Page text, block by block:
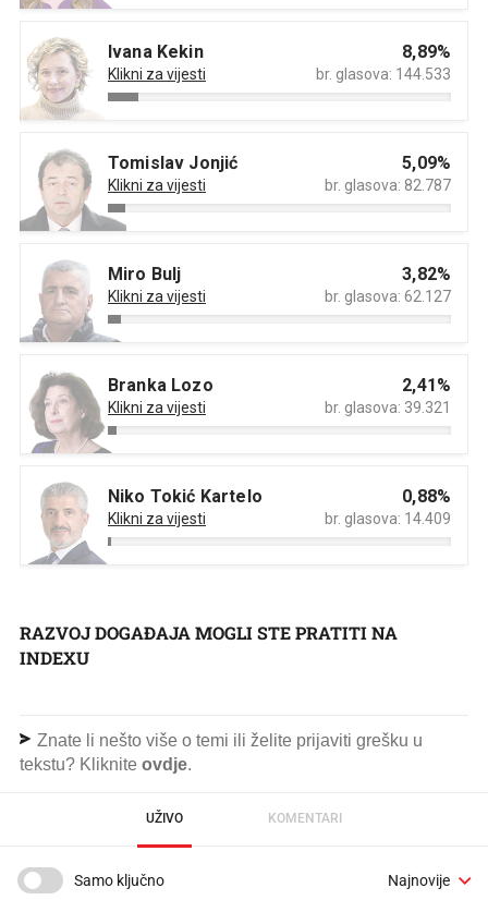
RAZVOJ DOGAĐAJA MOGLI STE PRATITI NA
INDEXU
Znate li nešto više o temi ili želite prijaviti grešku u
tekstu? Kliknite ovdje.
UŽIVO KOMENTARI
Samo ključno